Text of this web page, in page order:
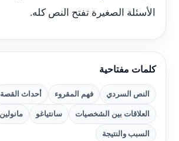
الأسئلة الصغيرة تفتح النص كله.
كلمات مفتاحية
النص السردي فهم المقروء أحداث القصة
العلاقات بين الشخصيات سانتياغو مانولين
السبب والنتيجة